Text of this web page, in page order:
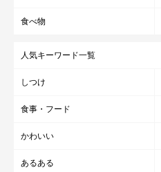
食べ物
人気キーワード一覧
しつけ
食事・フード
かわいい
あるある